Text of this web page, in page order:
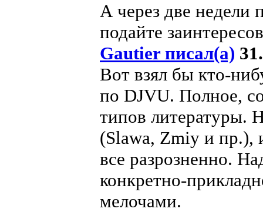
А через две недели
подайте
Gautier писал(а)
Вот взял бы кто-
по DJVU. Полное,
типов литературы.
(Slawa, Zmiy и пр.),
все разрозненно.
конкретно-
мелочами.